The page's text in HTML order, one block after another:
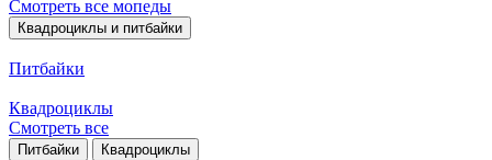
Смотреть все мопеды
Квадроциклы и питбайки
Питбайки
Квадроциклы
Смотреть все
Питбайки Квадроциклы